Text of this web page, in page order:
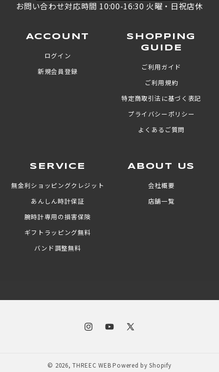
お問い合わせ対応時間 10:00-16:30 火曜・日祝店休
ACCOUNT
ログイン
新規会員登録
SHOPPING
GUIDE
ご利用ガイド
ご利用規約
特定商取引法に基づく表記
プライバシーポリシー
よくあるご質問
SERVICE
無金利ショッピングクレジット
あんしん時計保証
腕時計専用の損害保険
ギフトラッピング無料
バンド調整無料
ABOUT US
会社概要
店舗一覧
InstagramYouTube
X
© 2026,THREEC WEB Powered by Shopify